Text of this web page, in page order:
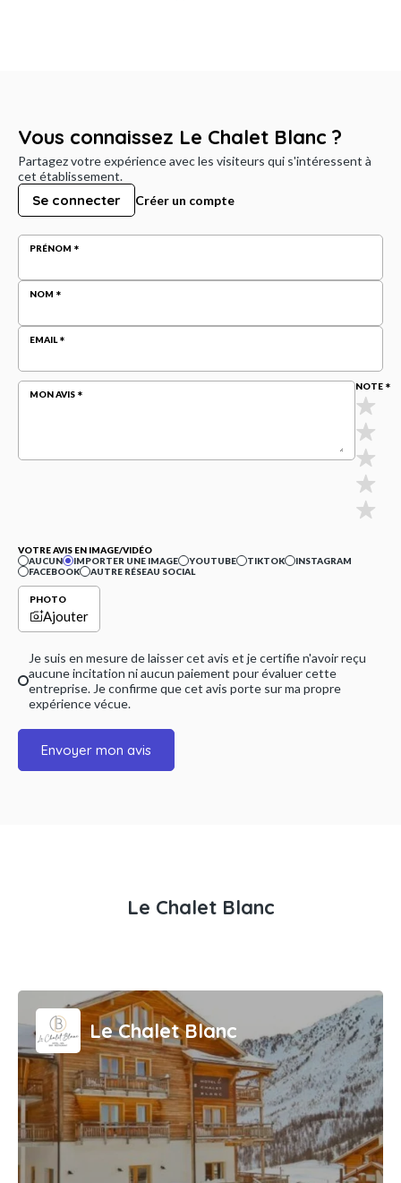
Vous connaissez Le Chalet Blanc ?
Partagez votre expérience avec les visiteurs qui s'intéressent à
cet établissement.
Se connecter Créer un compte
PRÉNOM
NOM
EMAIL
MON AVIS
NOTE
VOTRE AVIS EN IMAGE/VIDÉO
AUCUN
IMPORTER UNE IMAGE YOUTUBE TIKTOK
INSTAGRAM
FACEBOOK
AUTRE RÉSEAU SOCIAL
PHOTO
Ajouter
Je suis en mesure de laisser cet avis et je certifie n'avoir reçu
aucune incitation ni aucun paiement pour évaluer cette
entreprise. Je confirme que cet avis porte sur ma propre
expérience vécue.
Envoyer mon avis
Le Chalet Blanc
Le Chalet Blanc